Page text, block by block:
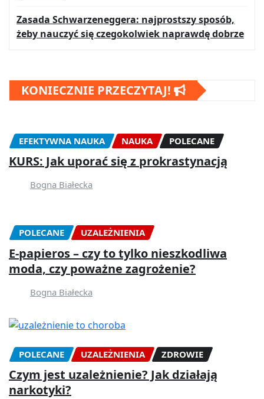
Zasada Schwarzeneggera: najprostszy sposób,
żeby nauczyć się czegokolwiek naprawdę dobrze
KONIECZNIE PRZECZYTAJ!
EFEKTYWNA NAUKA NAUKA POLECANE
KURS: Jak uporać się z prokrastynacją
Bogna Białecka
POLECANE UZALEŻNIENIA
E-papieros – czy to tylko nieszkodliwa
moda, czy poważne zagrożenie?
Bogna Białecka
POLECANE UZALEŻNIENIA ZDROWIE
Czym jest uzależnienie? Jak działają
narkotyki?